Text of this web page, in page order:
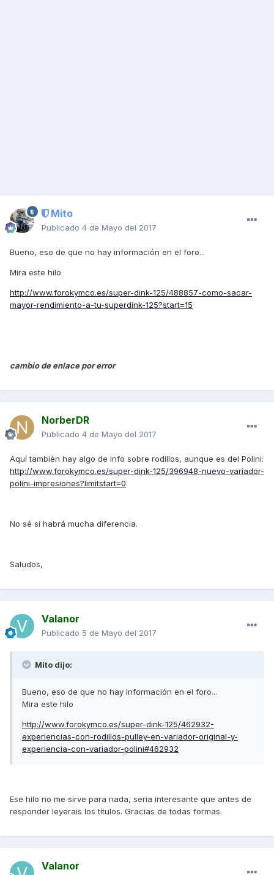
Mito
Publicado 4 de Mayo del 2017
Bueno, eso de que no hay información en el foro...
Mira este hilo
http://www.forokymco.es/super-dink-125/488857-como-sacar-
mayor-rendimiento-a-tu-superdink-125?start=15
cambio de enlace por error
NorberDR
Publicado 4 de Mayo del 2017
Aquí también hay algo de info sobre rodillos, aunque es del Polini:
http://www.forokymco.es/super-dink-125/396948-nuevo-variador-
polini-impresiones?limitstart=0
No sé si habrá mucha diferencia.
Saludos,
Valanor
Publicado 5 de Mayo del 2017
Mito dijo:
Bueno, eso de que no hay información en el foro...
Mira este hilo
http://www.forokymco.es/super-dink-125/462932-
experiencias-con-rodillos-pulley-en-variador-original-y-
experiencia-con-variador-polini#462932
Ese hilo no me sirve para nada, seria interesante que antes de
responder leyerais los títulos. Gracias de todas formas.
Valanor